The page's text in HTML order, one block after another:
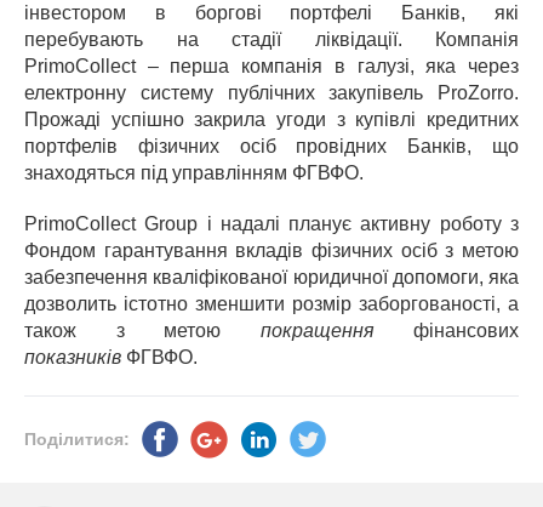
інвестором в боргові портфелі Банків, які
перебувають на стадії ліквідації. Компанія
PrimoCollect – перша компанія в галузі, яка через
електронну систему публічних закупівель ProZorro.
Прожаді успішно закрила угоди з купівлі кредитних
портфелів фізичних
осіб провідних Банків, що
знаходяться під управлінням ФГВФО.
PrimoCollect Group і надалі планує активну роботу з
Фондом гарантування вкладів фізичних осіб з метою
забезпечення кваліфікованої юридичної допомоги, яка
дозволить істотно зменшити розмір заборгованості, а
також з метою покращення
фінансових
показників ФГВФО.
Поділитися: